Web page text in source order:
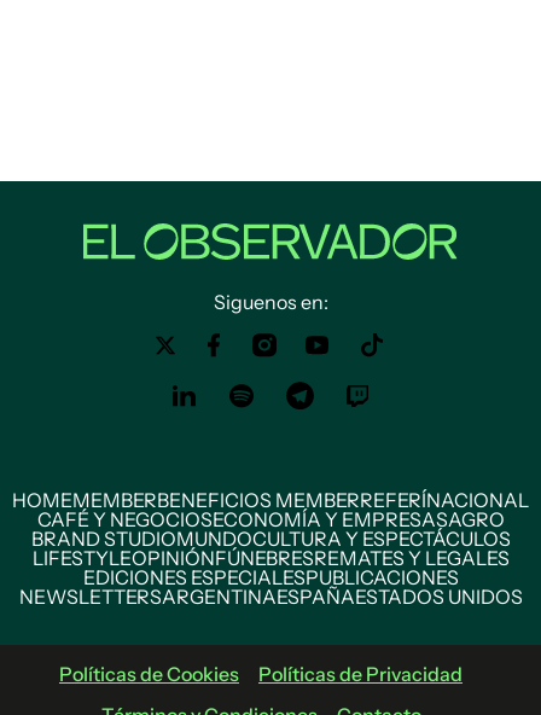
Siguenos en:
HOMEMEMBERBENEFICIOS MEMBERREFERÍNACIONAL
CAFÉ Y NEGOCIOSECONOMÍA Y EMPRESASAGRO
BRAND STUDIOMUNDOCULTURA Y ESPECTÁCULOS
LIFESTYLEOPINIÓNFÚNEBRESREMATES Y LEGALES
EDICIONES ESPECIALESPUBLICACIONES
NEWSLETTERSARGENTINAESPAÑAESTADOS UNIDOS
Políticas de Cookies
Políticas de Privacidad